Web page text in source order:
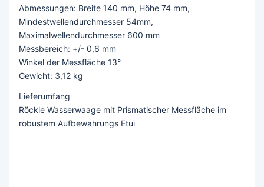
Abmessungen: Breite 140 mm, Höhe 74 mm,
Mindestwellendurchmesser 54mm,
Maximalwellendurchmesser 600 mm
Messbereich: +/- 0,6 mm
Winkel der Messfläche 13°
Gewicht: 3,12 kg
Lieferumfang
Röckle Wasserwaage mit Prismatischer Messfläche im
robustem Aufbewahrungs Etui